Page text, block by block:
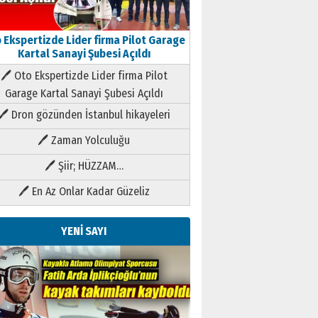
Ekspertizde Lider firma Pilot Garage
Kartal Sanayi Şubesi Açıldı
🖊 Oto Ekspertizde Lider firma Pilot
Garage Kartal Sanayi Şubesi Açıldı
Dron gözünden İstanbul hikayeleri
🖊 Zaman Yolculuğu
🖊 Şiir; HÜZZAM…
🖊 En Az Onlar Kadar Güzeliz
YENİ SAYI